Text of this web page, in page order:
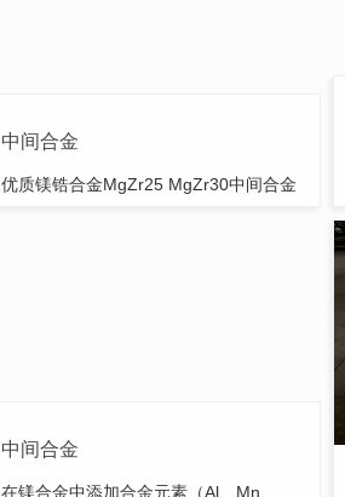
中间合金
优质镁锆合金MgZr25 MgZr30中间合金
中间合金
在镁合金中添加合金元素（Al、Mn、